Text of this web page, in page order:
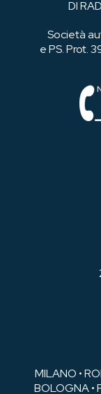
DI
Società
e PS. Prot.
MILANO •
BOLOGNA •